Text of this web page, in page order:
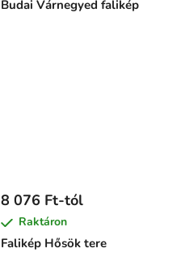
Budai Várnegyed falikép
Falikép Hősök tere
8 076 Ft-tól
Raktáron